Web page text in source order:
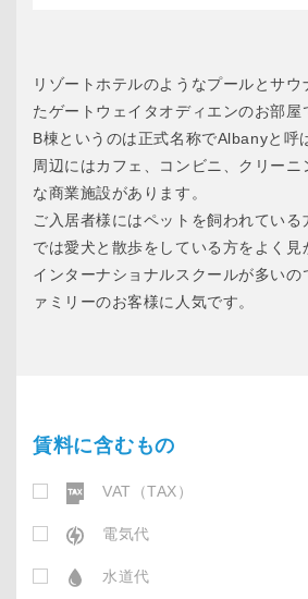
リゾートホテルのようなプールとサウ
たゲートウェイタオディエンのお部屋
B棟というのは正式名称でAlbanyと呼
周辺にはカフェ、コンビニ、クリーニ
な商業施設があります。
ご入居者様にはペットを飼われている
では愛犬と散歩をしている方をよく見
インターナショナルスクールが多いの
ァミリーのお客様に人気です。
賃料に含むもの
VAT（TAX）
電気代
水道代